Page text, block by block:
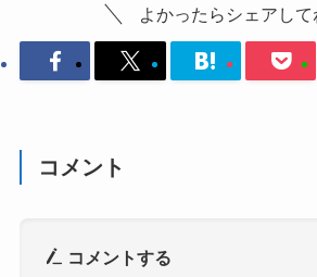
よかったらシェアして
コメント
コメントする